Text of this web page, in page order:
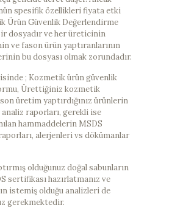
spesifik özellikleri fiyata etki
Ürün Güvenlik Değerlendirme
dosyadır ve her üreticinin
ve fason ürün yaptıranlarının
bu dosyası olmak zorundadır.
; Kozmetik ürün güvenlik
Ürettiğiniz kozmetik
üretim yaptırdığınız ürünlerin
analiz raporları, gerekli ise
hammaddelerin MSDS
alerjenleri vs dökümanlar
olduğunuz doğal sabunların
sertifikası hazırlatmanız ve
istemiş olduğu analizleri de
gerekmektedir.